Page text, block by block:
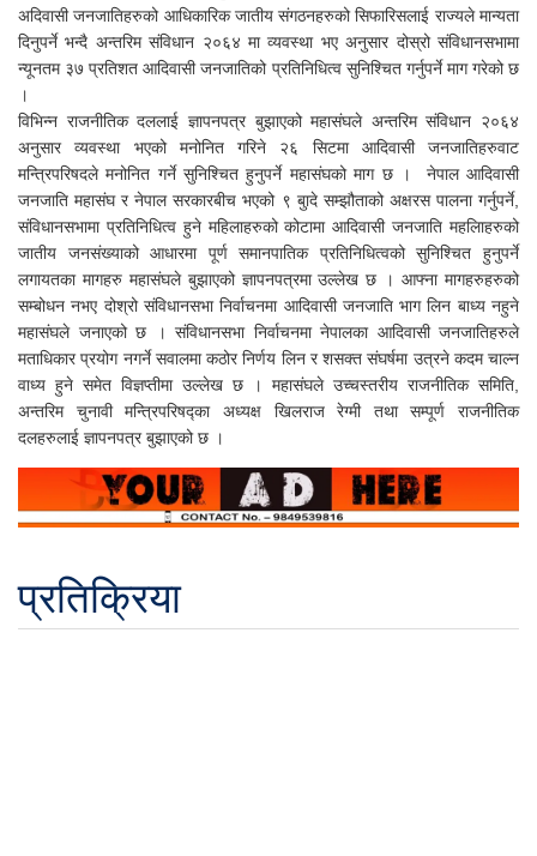
अदिवासी जनजातिहरुको आधिकारिक जातीय संगठनहरुको सिफारिसलाई राज्यले मान्यता
दिनुपर्ने भन्दै अन्तरिम संविधान २०६४ मा व्यवस्था भए अनुसार दोस्रो संविधानसभामा
न्यूनतम ३७ प्रतिशत आदिवासी जनजातिको प्रतिनिधित्व सुनिश्चित गर्नुपर्ने माग गरेको छ
।
विभिन्न राजनीतिक दललाई ज्ञापनपत्र बुझाएको महासंघले अन्तरिम संविधान २०६४
अनुसार व्यवस्था भएको मनोनित गरिने २६ सिटमा आदिवासी जनजातिहरुवाट
मन्त्रिपरिषदले मनोनित गर्ने सुनिश्चित हुनुपर्ने महासंघको माग छ । नेपाल आदिवासी
जनजाति महासंघ र नेपाल सरकारबीच भएको ९ बुादे सम्झौताको अक्षरस पालना गर्नुपर्ने,
संविधानसभामा प्रतिनिधित्व हुने महिलाहरुको कोटामा आदिवासी जनजाति महलिाहरुको
जातीय जनसंख्याको आधारमा पूर्ण समानपातिक प्रतिनिधित्वको सुनिश्चित हुनुपर्ने
लगायतका मागहरु महासंघले बुझाएको ज्ञापनपत्रमा उल्लेख छ । आफ्ना मागहरुहरुको
सम्बोधन नभए दोश्रो संविधानसभा निर्वाचनमा आदिवासी जनजाति भाग लिन बाध्य नहुने
महासंघले जनाएको छ । संविधानसभा निर्वाचनमा नेपालका आदिवासी जनजातिहरुले
मताधिकार प्रयोग नगर्ने सवालमा कठोर निर्णय लिन र शसक्त संघर्षमा उत्रने कदम चाल्न
वाध्य हुने समेत विज्ञप्तीमा उल्लेख छ । महासंघले उच्चस्तरीय राजनीतिक समिति,
अन्तरिम चुनावी मन्त्रिपरिषद्का अध्यक्ष खिलराज रेग्मी तथा सम्पूर्ण राजनीतिक
दलहरुलाई ज्ञापनपत्र बुझाएको छ ।
प्रतिक्रिया